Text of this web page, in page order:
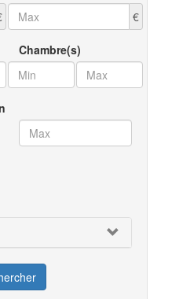
€
Chambre(s)